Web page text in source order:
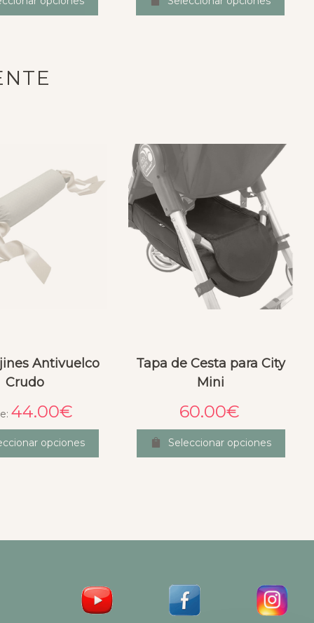
Antivuelco
Crudo
44.00€
opciones
Tapa de Cesta para City
Mini
60.00€
Seleccionar opciones